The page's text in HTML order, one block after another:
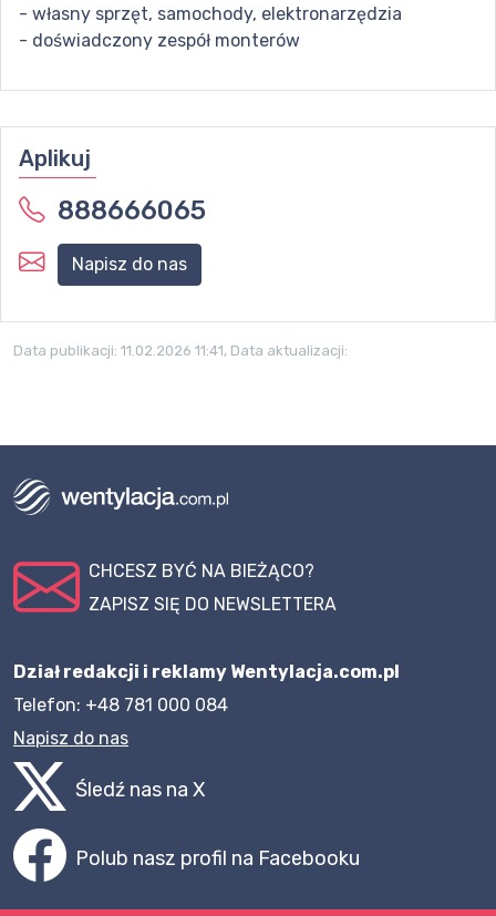
- własny sprzęt, samochody, elektronarzędzia
- doświadczony zespół monterów
Aplikuj
888666065
Napisz do nas
Data publikacji: 11.02.2026 11:41, Data aktualizacji:
CHCESZ BYĆ NA BIEŻĄCO?
ZAPISZ SIĘ DO NEWSLETTERA
Dział redakcji i reklamy Wentylacja.com.pl
Telefon: +48 781 000 084
Napisz do nas
Śledź nas na X
Polub nasz profil na Facebooku